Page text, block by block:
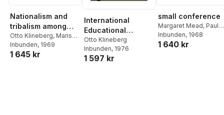
Nationalism and
tribalism among
African students
Otto Klineberg, Marisa
Zavalloni, International
Social Science Council
Inbunden, 1969
1 645 kr
International
Educational
Exchange
Otto Klineberg
Inbunden, 1976
1 597 kr
small conference
Margaret Mead, Paul
Byers
Inbunden, 1968
1 640 kr